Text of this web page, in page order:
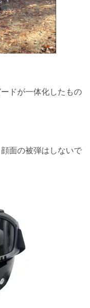
ドが一体化したもの
面の被弾はしないで